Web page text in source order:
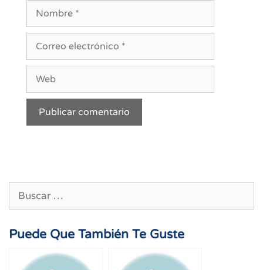
Nombre
Correo
Puede Que También Te Guste